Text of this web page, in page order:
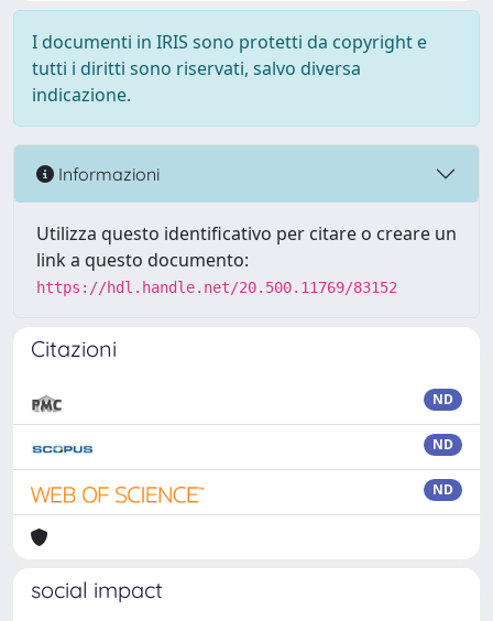
I documenti in IRIS sono protetti da copyright e
tutti i diritti sono riservati, salvo diversa
indicazione.
Informazioni
Utilizza questo identificativo per citare o creare un
link a questo documento:
https://hdl.handle.net/20.500.11769/83152
Citazioni
ND
ND
ND
social impact